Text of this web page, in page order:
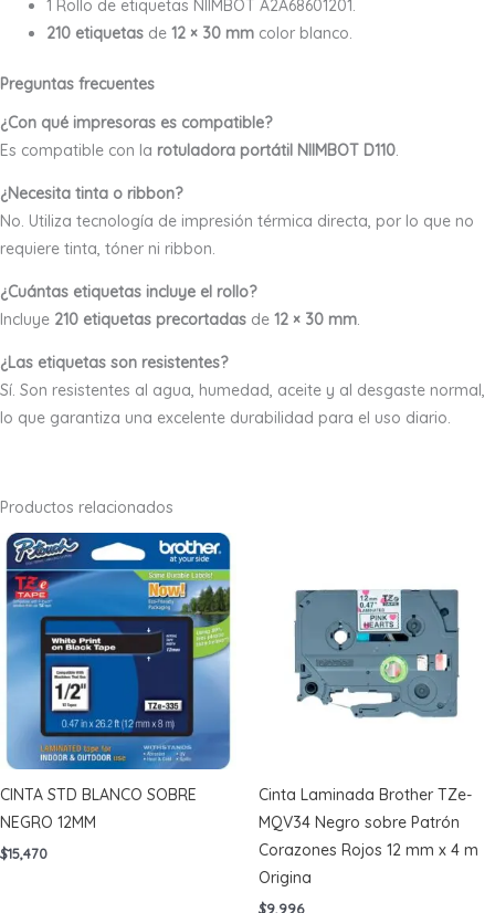
1 Rollo de etiquetas NIIMBOT A2A68601201.
210 etiquetas de 12 × 30 mm color blanco.
Preguntas frecuentes
¿Con qué impresoras es compatible?
Es compatible con la rotuladora portátil NIIMBOT D110.
¿Necesita tinta o ribbon?
No. Utiliza tecnología de impresión térmica directa, por lo que no
requiere tinta, tóner ni ribbon.
¿Cuántas etiquetas incluye el rollo?
Incluye 210 etiquetas precortadas de 12 × 30 mm.
¿Las etiquetas son resistentes?
Sí. Son resistentes al agua, humedad, aceite y al desgaste normal,
lo que garantiza una excelente durabilidad para el uso diario.
Productos relacionados
CINTA STD BLANCO SOBRE
NEGRO 12MM
$15,470
Cinta Laminada Brother TZe-
MQV34 Negro sobre Patrón
Corazones Rojos 12 mm x 4 m
Origina
$9,996